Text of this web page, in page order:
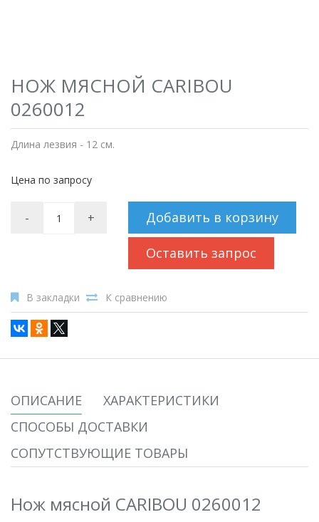
НОЖ МЯСНОЙ CARIBOU
0260012
Длина лезвия - 12 см.
Цена по запросу
- + Добавить в корзину
Оставить запрос
В закладки К сравнению
ОПИСАНИЕ
ХАРАКТЕРИСТИКИ
СПОСОБЫ ДОСТАВКИ
СОПУТСТВУЮЩИЕ ТОВАРЫ
Нож мясной CARIBOU 0260012